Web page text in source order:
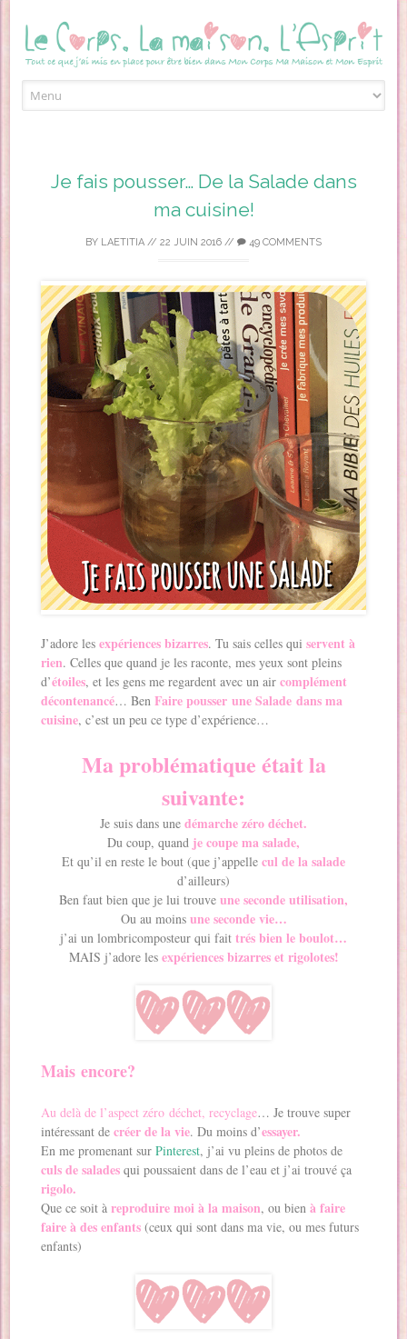
Je fais pousser… De la Salade dans
ma cuisine!
BY LAETITIA // 22 JUIN 2016 // 49 COMMENTS
J’adore lesexpériences bizarres. Tu sais celles quiservent à
rien. Celles que quand je les raconte, mes yeux sont pleins
d’étoiles, et les gens me regardent avec un aircomplément
décontenancé… BenFaire pousser une Salade dans ma
cuisine, c’est un peu ce type d’expérience…
Ma problématique était la
suivante:
Je suis dans une démarche zéro déchet.
Du coup, quand je coupe ma salade,
Et qu’il en reste le bout (que j’appelle cul de la salade
d’ailleurs)
Ben faut bien que je lui trouve une seconde utilisation,
Ou au moins une seconde vie…
j’ai un lombricomposteur qui fait trés bien le boulot…
MAIS j’adore lesexpériences bizarres et rigolotes!
Maisencore?
Au delà de l’aspect zéro déchet, recyclage… Je trouve super
intéressant decréer de la vie. Du moins d’essayer.
En me promenant sur Pinterest, j’ai vu pleins de photos de
culs de salades qui poussaient dans de l’eau et j’ai trouvé ça
rigolo.
Que ce soit àreproduire moi à la maison, ou bienà faire
faire à des enfants (ceux qui sont dans ma vie, ou mes futurs
enfants)